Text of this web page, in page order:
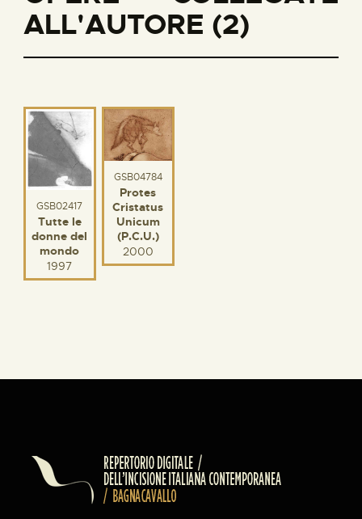
ALL'AUTORE (2)
GSB02417
Tutte le
donne del
mondo
1997
GSB04784
Protes
Cristatus
Unicum
(P.C.U.)
2000